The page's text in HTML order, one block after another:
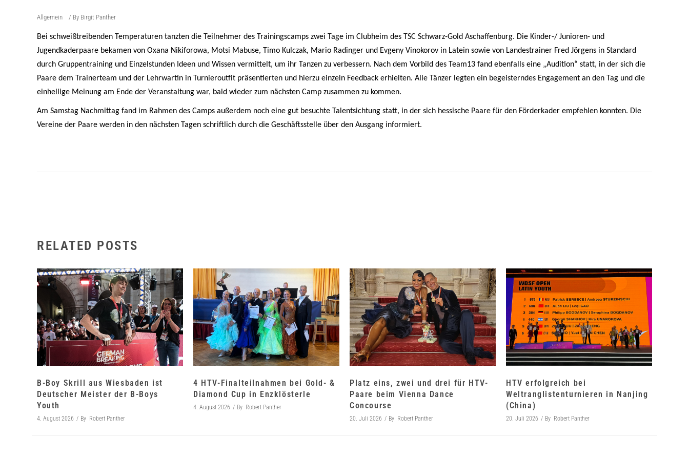
Allgemein By Birgit Panther
Bei schweißtreibenden Temperaturen tanzten die Teilnehmer des Trainingscamps zwei Tage im Clubheim des TSC Schwarz-Gold Aschaffenburg. Die Kinder-/ Junioren- und
Jugendkaderpaare bekamen von Oxana Nikiforowa, Motsi Mabuse, Timo Kulczak, Mario Radinger und Evgeny Vinokorov in Latein sowie von Landestrainer Fred Jörgens in Standard
durch Gruppentraining und Einzelstunden Ideen und Wissen vermittelt, um ihr Tanzen zu verbessern. Nach dem Vorbild des Team13 fand ebenfalls eine „Audition“ statt, in der sich die
Paare dem Trainerteam und der Lehrwartin in Turnieroutfit präsentierten und hierzu einzeln Feedback erhielten. Alle Tänzer legten ein begeisterndes Engagement an den Tag und die
einhellige Meinung am Ende der Veranstaltung war, bald wieder zum nächsten Camp zusammen zu kommen.
Am Samstag Nachmittag fand im Rahmen des Camps außerdem noch eine gut besuchte Talentsichtung statt, in der sich hessische Paare für den Förderkader empfehlen konnten. Die
Vereine der Paare werden in den nächsten Tagen schriftlich durch die Geschäftsstelle über den Ausgang informiert.
RELATED POSTS
B-Boy Skrill aus Wiesbaden ist
Deutscher Meister der B-Boys
Youth
4. August 2026 By Robert Panther
4 HTV-Finalteilnahmen bei Gold- &
Diamond Cup in Enzklösterle
4. August 2026 By Robert Panther
Platz eins, zwei und drei für HTV-
Paare beim Vienna Dance
Concourse
20. Juli 2026 By Robert Panther
HTV erfolgreich bei
Weltranglistenturnieren in Nanjing
(China)
20. Juli 2026 By Robert Panther